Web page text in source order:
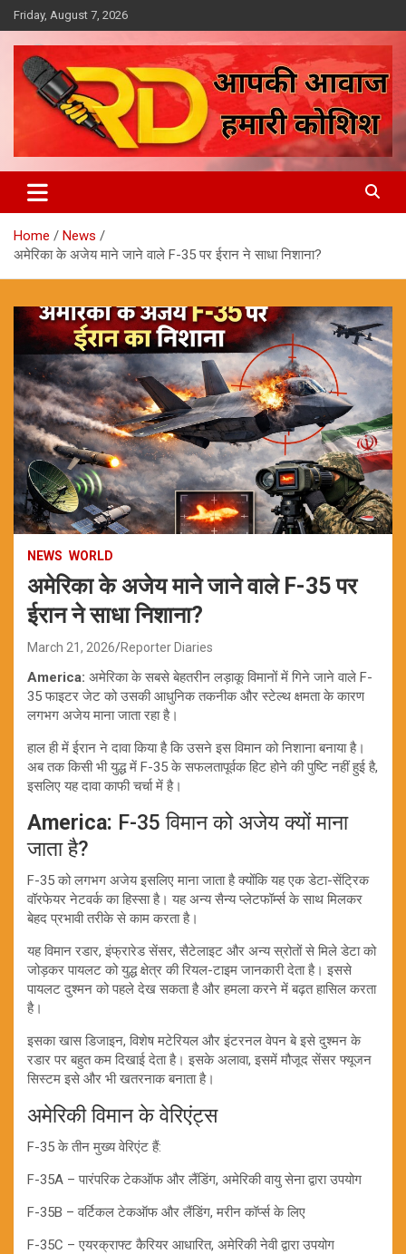
Skip
to
content
Friday, August 7, 2026
Reporter Diaries
Home
News
अमेरिका के अजेय माने जाने वाले F-35 पर ईरान ने साधा निशाना?
NEWS WORLD
अमेरिका के अजेय माने जाने वाले F-35 पर
ईरान ने साधा निशाना?
March 21, 2026 Reporter Diaries
America: अमेरिका के सबसे बेहतरीन लड़ाकू विमानों में गिने जाने वाले F-
35 फाइटर जेट को उसकी आधुनिक तकनीक और स्टेल्थ क्षमता के कारण
लगभग अजेय माना जाता रहा है।
हाल ही में ईरान ने दावा किया है कि उसने इस विमान को निशाना बनाया है।
अब तक किसी भी युद्ध में F-35 के सफलतापूर्वक हिट होने की पुष्टि नहीं हुई है,
इसलिए यह दावा काफी चर्चा में है।
America: F-35 विमान को अजेय क्यों माना
जाता है?
F-35 को लगभग अजेय इसलिए माना जाता है क्योंकि यह एक डेटा-सेंट्रिक
वॉरफेयर नेटवर्क का हिस्सा है। यह अन्य सैन्य प्लेटफॉर्म्स के साथ मिलकर
बेहद प्रभावी तरीके से काम करता है।
यह विमान रडार, इंफ्रारेड सेंसर, सैटेलाइट और अन्य स्रोतों से मिले डेटा को
जोड़कर पायलट को युद्ध क्षेत्र की रियल-टाइम जानकारी देता है। इससे
पायलट दुश्मन को पहले देख सकता है और हमला करने में बढ़त हासिल करता
है।
इसका खास डिजाइन, विशेष मटेरियल और इंटरनल वेपन बे इसे दुश्मन के
रडार पर बहुत कम दिखाई देता है। इसके अलावा, इसमें मौजूद सेंसर फ्यूजन
सिस्टम इसे और भी खतरनाक बनाता है।
अमेरिकी विमान के वेरिएंट्स
F-35 के तीन मुख्य वेरिएंट हैं:
F-35A – पारंपरिक टेकऑफ और लैंडिंग, अमेरिकी वायु सेना द्वारा उपयोग
F-35B – वर्टिकल टेकऑफ और लैंडिंग, मरीन कॉर्प्स के लिए
F-35C – एयरक्राफ्ट कैरियर आधारित, अमेरिकी नेवी द्वारा उपयोग